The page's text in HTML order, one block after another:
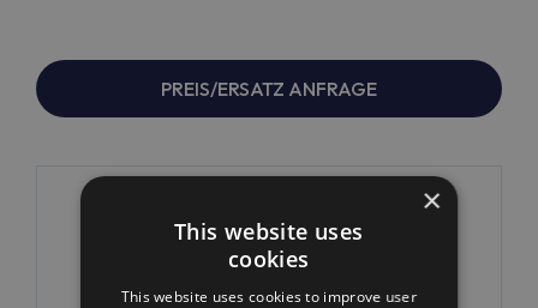
PREIS/ERSATZ ANFRAGE
×
This website uses
cookies
This website uses cookies to improve user